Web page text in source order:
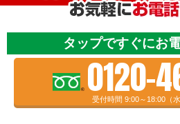
タップですぐにお
0120-
受付時間 9:00～18:00（水